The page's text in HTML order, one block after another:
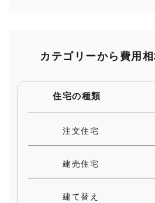
カテゴリーから費用相
住宅の種類
注文住宅
建売住宅
建て替え